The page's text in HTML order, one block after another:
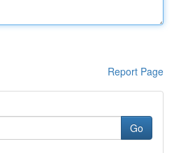
Report Page
Go